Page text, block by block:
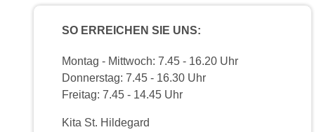
SO ERREICHEN SIE UNS:
Montag - Mittwoch: 7.45 - 16.20 Uhr
Donnerstag: 7.45 - 16.30 Uhr
Freitag: 7.45 - 14.45 Uhr
Kita St. Hildegard